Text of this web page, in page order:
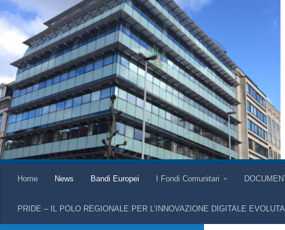
Home News Bandi Europei I Fondi Comunitari
PRIDE – IL POLO REGIONALE PER L’INNOVAZIONE DIGITALE EVOLUTA